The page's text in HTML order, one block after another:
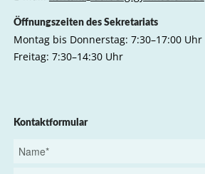
Öffnungszeiten des Sekretariats
Montag bis Donnerstag: 7:30–17:00 Uhr
Freitag: 7:30–14:30 Uhr
Kontaktformular